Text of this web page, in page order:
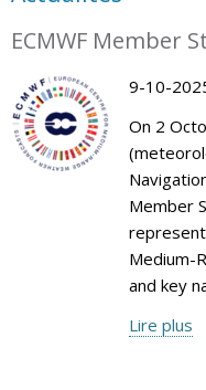
ECMWF Member
9-10-
On 2
Member
Medium-
and key
Lire plus